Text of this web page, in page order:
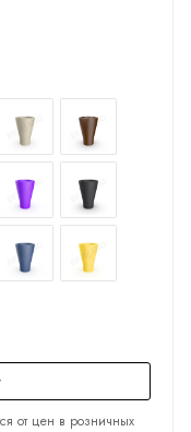
от цен в розничных